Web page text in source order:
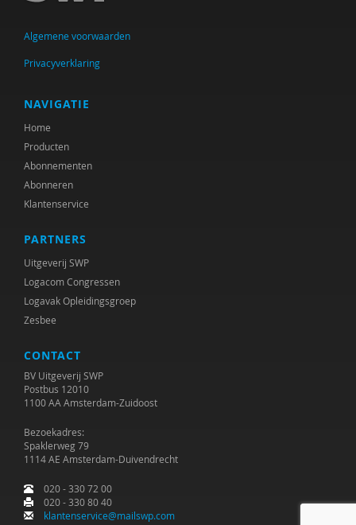
Algemene voorwaarden
Privacyverklaring
NAVIGATIE
Home
Producten
Abonnementen
Abonneren
Klantenservice
PARTNERS
Uitgeverij SWP
Logacom Congressen
Logavak Opleidingsgroep
Zesbee
CONTACT
BV Uitgeverij SWP
Postbus 12010
1100 AA Amsterdam-Zuidoost
Bezoekadres:
Spaklerweg 79
1114 AE Amsterdam-Duivendrecht
020 - 330 72 00
020 - 330 80 40
klantenservice@mailswp.com